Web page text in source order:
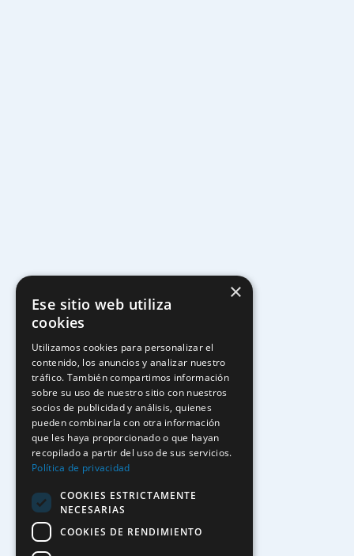
×
Ese sitio web utiliza
cookies
Utilizamos cookies para personalizar el
contenido, los anuncios y analizar nuestro
tráfico. También compartimos información
sobre su uso de nuestro sitio con nuestros
socios de publicidad y análisis, quienes
pueden combinarla con otra información
que les haya proporcionado o que hayan
recopilado a partir del uso de sus servicios.
Política de privacidad
COOKIES ESTRICTAMENTE
NECESARIAS
COOKIES DE RENDIMIENTO